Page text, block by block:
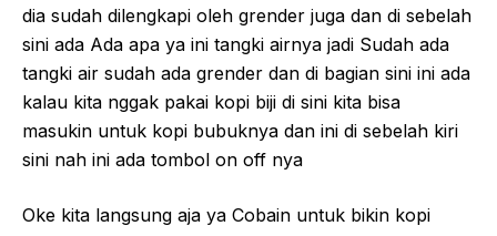
dia sudah dilengkapi oleh grender juga dan di sebelah
sini ada Ada apa ya ini tangki airnya jadi Sudah ada
tangki air sudah ada grender dan di bagian sini ini ada
kalau kita nggak pakai kopi biji di sini kita bisa
masukin untuk kopi bubuknya dan ini di sebelah kiri
sini nah ini ada tombol on off nya
Oke kita langsung aja ya Cobain untuk bikin kopi